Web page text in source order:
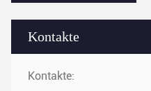
Kontakte
Kontakte: